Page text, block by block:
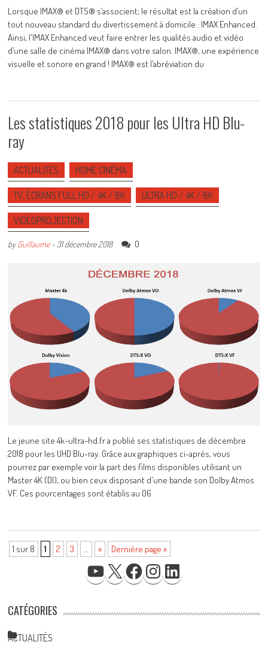
Lorsque IMAX® et DTS® s’associent; le résultat est la création d’un
tout nouveau standard du divertissement à domicile : IMAX Enhanced.
Ainsi, l'IMAX Enhanced veut faire entrer les qualités audio et vidéo
d’une salle de cinéma IMAX® dans votre salon. IMAX®, une expérience
visuelle et sonore en grand ! IMAX® est l’abréviation du
Les statistiques 2018 pour les Ultra HD Blu-
ray
ACTUALITÉS HOME CINÉMA
TV, ÉCRANS FULL HD / 4K / 8K ULTRA HD / 4K / 8K
VIDÉOPROJECTION
byGuillaume- 31 décembre 2018 0
Le jeune site 4k-ultra-hd.fr a publié ses statistiques de décembre
2018 pour les UHD Blu-ray. Grâce aux graphiques ci-après, vous
pourrez par exemple voir la part des films disponibles utilisant un
Master 4K (DI), ou bien ceux disposant d'une bande son Dolby Atmos
VF. Ces pourcentages sont établis au 06
1 sur 8 1 2 3 … » Dernière page »
YOUTUBE FACEBOOKINSTAGRAM
CATÉGORIES
ACTUALITÉS